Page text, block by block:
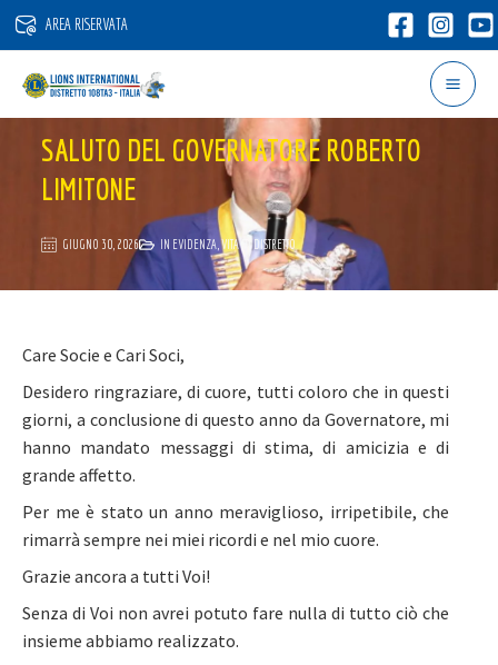
Vai
contenuto
AREA RISERVATA
SALUTO DEL GOVERNATORE ROBERTO
LIMITONE
GIUGNO 30, 2026 IN EVIDENZA ,VITA DI DISTRETTO
Care Socie e Cari Soci,
Desidero ringraziare, di cuore, tutti coloro che in questi
giorni, a conclusione di questo anno da Governatore, mi
hanno mandato messaggi di stima, di amicizia e di
grande affetto.
Per me è stato un anno meraviglioso, irripetibile, che
rimarrà sempre nei miei ricordi e nel mio cuore.
Grazie ancora a tutti Voi!
Senza di Voi non avrei potuto fare nulla di tutto ciò che
insieme abbiamo realizzato.